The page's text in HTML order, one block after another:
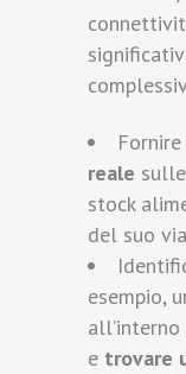
Fornire
reale
stock
del suo
esempio,
e trovare